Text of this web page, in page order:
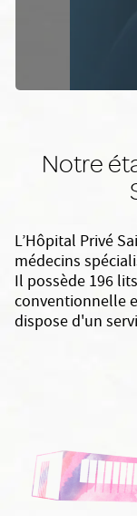
Notre
L’Hôpital Privé
médecins
Il possède 196
conventionnelle
dispose d'un